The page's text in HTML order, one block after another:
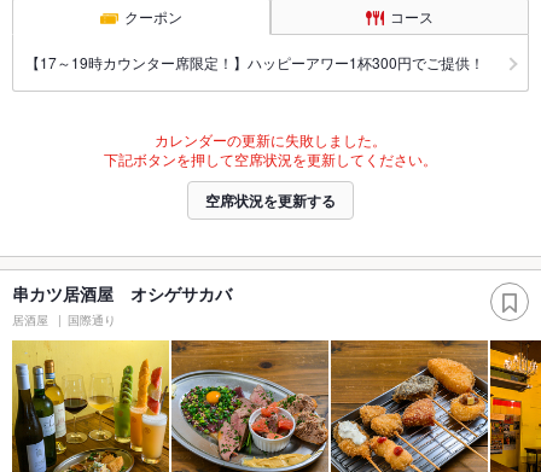
クーポン コース
【17～19時カウンター席限定！】ハッピーアワー1杯300円でご提供！
カレンダーの更新に失敗しました。
下記ボタンを押して空席状況を更新してください。
空席状況を更新する
串カツ居酒屋 オシゲサカバ
居酒屋 国際通り